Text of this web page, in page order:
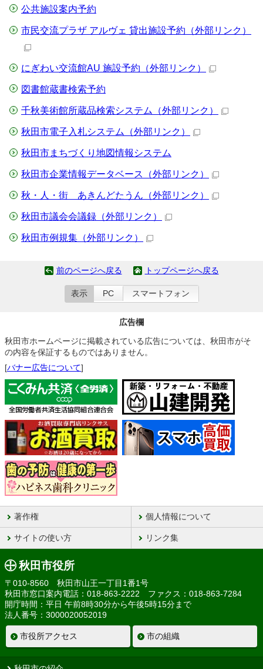
公共施設案内予約
市民交流プラザ アルヴェ 貸出施設予約 （外部リンク）
にぎわい交流館AU 施設予約 （外部リンク）
図書館蔵書検索予約
千秋美術館所蔵品検索システム （外部リンク）
秋田市電子入札システム （外部リンク）
秋田市まちづくり地図情報システム
秋田市企業情報データベース （外部リンク）
秋・人・街 あきんどたうん （外部リンク）
秋田市議会会議録 （外部リンク）
秋田市例規集 （外部リンク）
前のページへ戻る トップページへ戻る
表示 PC スマートフォン
広告欄
秋田市ホームページに掲載されている広告については、秋田市がそ
の内容を保証するものではありません。
[バナー広告について]
著作権 個人情報について
サイトの使い方 リンク集
秋田市役所
〒010-8560 秋田市山王一丁目1番1号
秋田市窓口案内電話：018-863-2222 ファクス：018-863-7284
開庁時間：平日 午前8時30分から午後5時15分まで
法人番号：3000020052019
市役所アクセス 市の組織